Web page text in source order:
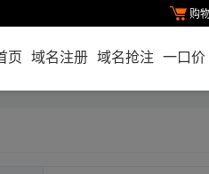
购
页 域名注册 域名抢注 一口价